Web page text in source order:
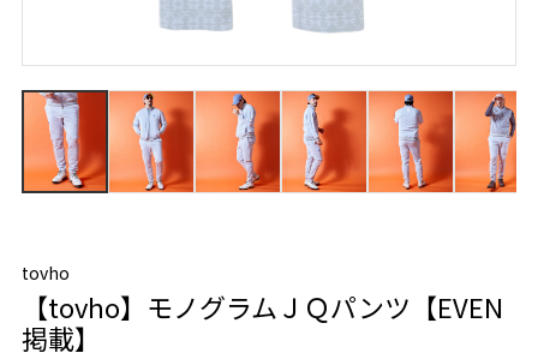
tovho
【tovho】モノグラムＪＱパンツ【EVEN
掲載】